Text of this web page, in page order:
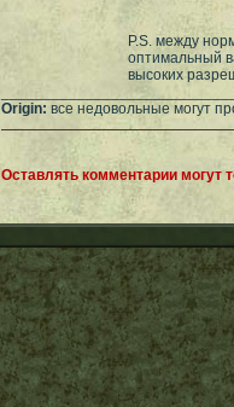
P.S. между
оптимальный
высоких
Origin: все недовольные могут
Оставлять комментарии могут